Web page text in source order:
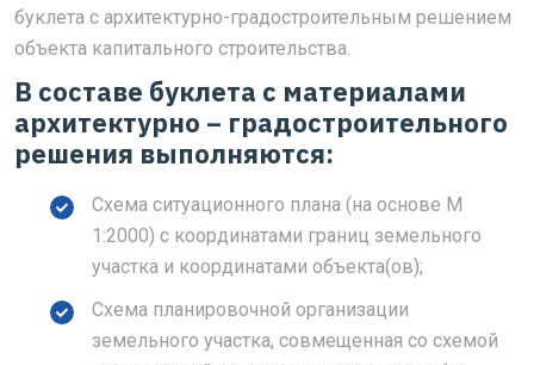
буклета с архитектурно-градостроительным решением
объекта капитального строительства.
В составе буклета с материалами
архитектурно – градостроительного
решения выполняются:
Схема ситуационного плана (на основе М
1:2000) с координатами границ земельного
участка и координатами объекта(ов);
Схема планировочной организации
земельного участка, совмещенная со схемой